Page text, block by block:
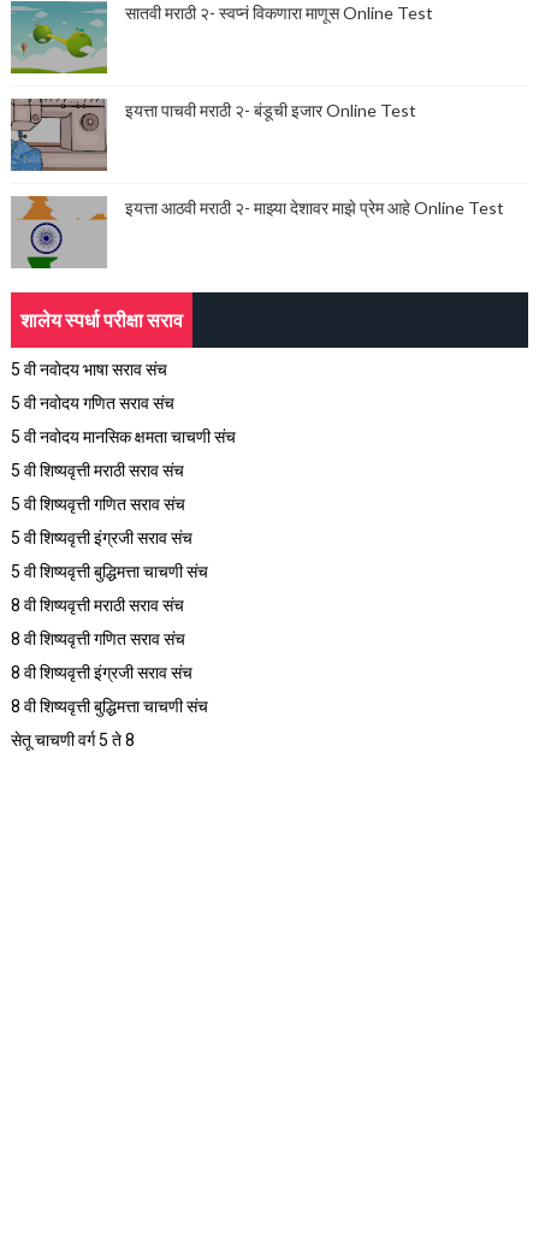
सातवी मराठी २- स्वप्नं विकणारा माणूस Online Test
इयत्ता पाचवी मराठी २- बंडूची इजार Online Test
इयत्ता आठवी मराठी २- माझ्या देशावर माझे प्रेम आहे Online Test
शालेय स्पर्धा परीक्षा सराव
5 वी नवोदय भाषा सराव संच
5 वी नवोदय गणित सराव संच
5 वी नवोदय मानसिक क्षमता चाचणी संच
5 वी शिष्यवृत्ती मराठी सराव संच
5 वी शिष्यवृत्ती गणित सराव संच
5 वी शिष्यवृत्ती इंग्रजी सराव संच
5 वी शिष्यवृत्ती बुद्धिमत्ता चाचणी संच
8 वी शिष्यवृत्ती मराठी सराव संच
8 वी शिष्यवृत्ती गणित सराव संच
8 वी शिष्यवृत्ती इंग्रजी सराव संच
8 वी शिष्यवृत्ती बुद्धिमत्ता चाचणी संच
सेतू चाचणी वर्ग 5 ते 8